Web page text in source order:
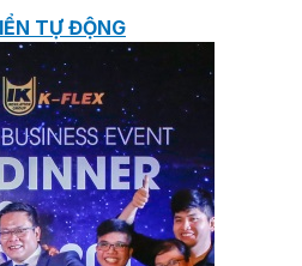
TỰ ĐỘNG
CHẢY NGƯỢC